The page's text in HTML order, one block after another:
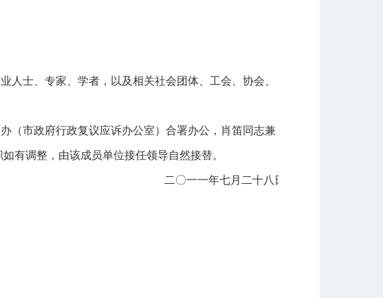
士、专家、学者，以及相关社会团体、工会、协会、
（市政府行政复议应诉办公室）合署办公，肖笛同志兼
有调整，由该成员单位接任领导自然接替。
二〇一一年七月二十八日